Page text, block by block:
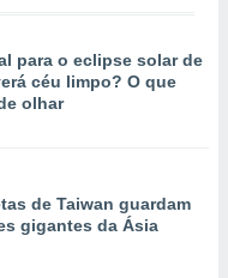
para o eclipse solar de
céu limpo? O que
olhar
de Taiwan guardam
gigantes da Ásia